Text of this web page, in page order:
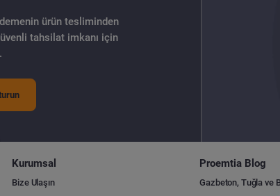
ürün tesliminden
tahsilat imkanı için
Kurumsal
Bize Ulaşın
Proemtia Blog